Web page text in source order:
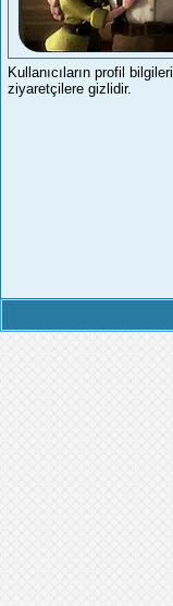
Kullanıcıların profil bilgileri
ziyaretçilere gizlidir.